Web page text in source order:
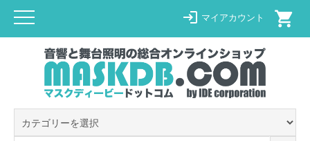
login マイアカウント shopping_cart